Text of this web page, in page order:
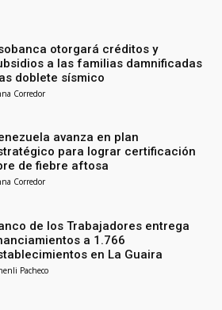
otorgará créditos y
a las familias damnificadas
doblete sísmico
Corredor
avanza en plan
para lograr certificación
de fiebre aftosa
Corredor
de los Trabajadores entrega
a 1.766
en La Guaira
Pacheco